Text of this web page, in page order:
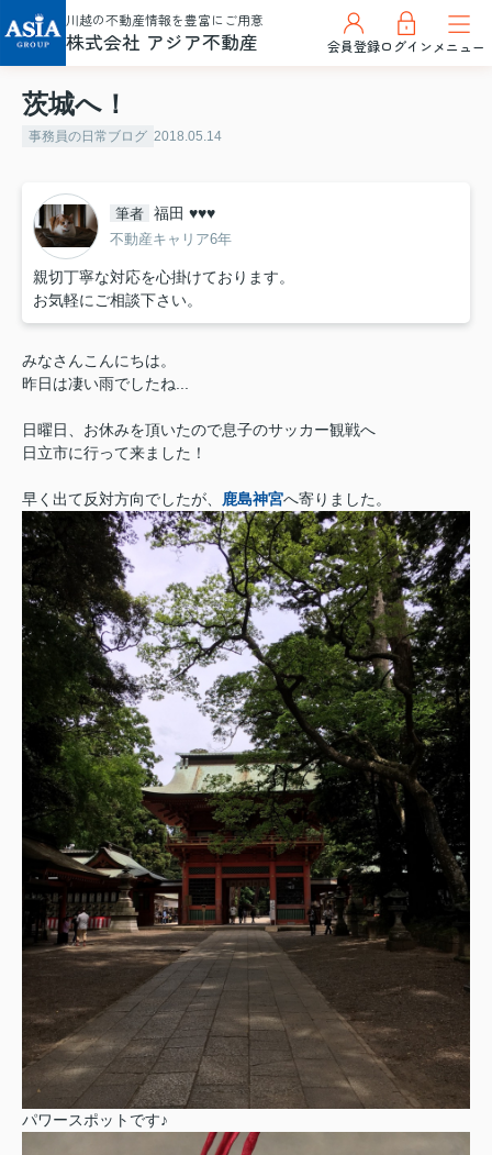
川越の不動産情報を豊富にご用意
株式会社 アジア不動産 会員登録ログインメニュー
茨城へ！
事務員の日常ブログ 2018.05.14
筆者 福田 ♥♥♥
不動産キャリア6年
親切丁寧な対応を心掛けております。
お気軽にご相談下さい。
みなさんこんにちは。
昨日は凄い雨でしたね...
日曜日、お休みを頂いたので息子のサッカー観戦へ
日立市に行って来ました！
早く出て反対方向でしたが、 鹿島神宮へ寄りました。
パワースポットです♪